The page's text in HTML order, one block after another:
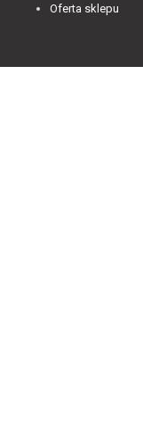
Oferta sklepu